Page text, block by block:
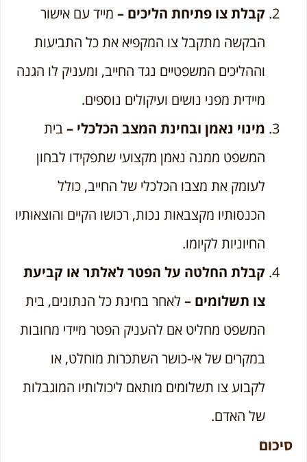
קבלת צו פתיחת הליכים – מייד עם אישור
הבקשה מתקבל צו המקפיא את כל התביעות
וההליכים המשפטיים נגד החייב, ומעניק לו הגנה
מיידית מפני נושים ועיקולים נוספים.
מינוי נאמן ובחינת המצב הכלכלי –בית
המשפט ממנה נאמן מקצועי שתפקידו לבחון
לעומק את מצבו הכלכלי של החייב, כולל
הכנסותיו מקצבאות נכות, רכושו הקיים והוצאותיו
החיוניות לקיומו.
קבלת החלטה על הפטר לאלתר או קביעת
צו תשלומים – לאחר בחינת כל הנתונים, בית
המשפט מחליט אם להעניק הפטר מיידי מחובות
במקרים של אי-כושר השתכרות מוחלט, או
לקבוע צו תשלומים מותאם ליכולותיו המוגבלות
של האדם.
סיכום